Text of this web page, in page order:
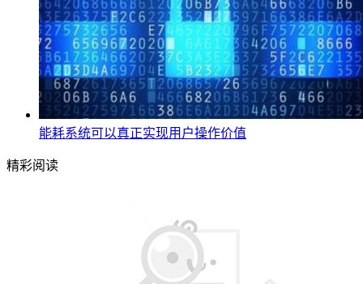
能耗系统可以真正实现用户操作价值
精彩阅读